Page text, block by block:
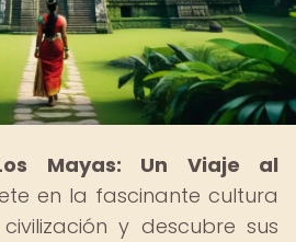
Mayas: Un Viaje al
en la fascinante cultura
y descubre sus